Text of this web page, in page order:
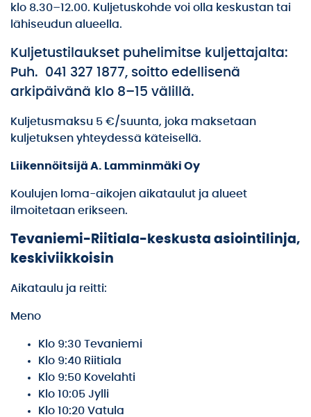
klo 8.30–12.00. Kuljetuskohde voi olla keskustan tai
lähiseudun alueella.
Kuljetustilaukset puhelimitse kuljettajalta:
Puh. 041 327 1877, soitto edellisenä
arkipäivänä klo 8–15 välillä.
Kuljetusmaksu 5 €/suunta, joka maksetaan
kuljetuksen yhteydessä käteisellä.
Liikennöitsijä A. Lamminmäki Oy
Koulujen loma-aikojen aikataulut ja alueet
ilmoitetaan erikseen.
Tevaniemi-Riitiala-keskusta asiointilinja,
keskiviikkoisin
Aikataulu ja reitti:
Meno
Klo 9:30 Tevaniemi
Klo 9:40 Riitiala
Klo 9:50 Kovelahti
Klo 10:05 Jylli
Klo 10:20 Vatula